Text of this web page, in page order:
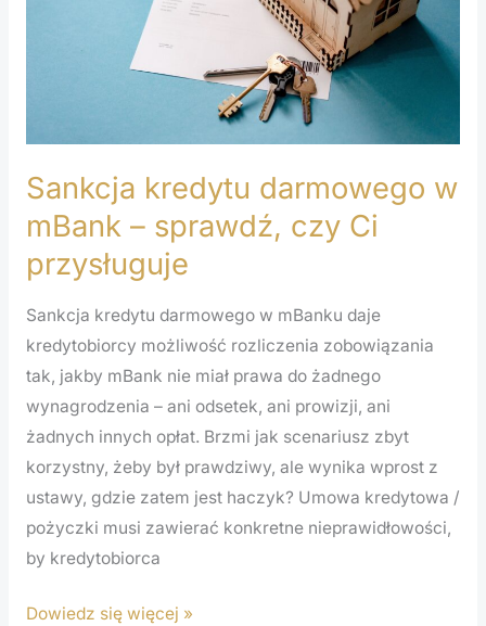
Sankcja kredytu darmowego w
mBank – sprawdź, czy Ci
przysługuje
Sankcja kredytu darmowego w mBanku daje
kredytobiorcy możliwość rozliczenia zobowiązania
tak, jakby mBank nie miał prawa do żadnego
wynagrodzenia – ani odsetek, ani prowizji, ani
żadnych innych opłat. Brzmi jak scenariusz zbyt
korzystny, żeby był prawdziwy, ale wynika wprost z
ustawy, gdzie zatem jest haczyk? Umowa kredytowa /
pożyczki musi zawierać konkretne nieprawidłowości,
by kredytobiorca
sprawdź,
przysługuje
Dowiedz się więcej »